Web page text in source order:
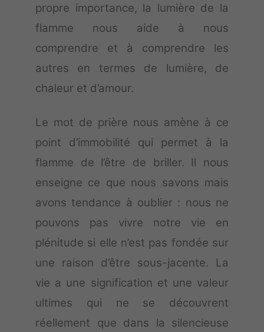
propre importance, la lumière de la
flamme nous aide à nous
comprendre et à comprendre les
autres en termes de lumière, de
chaleur et d’amour.
Le mot de prière nous amène à ce
point d’immobilité qui permet à la
flamme de l’être de briller. Il nous
enseigne ce que nous savons mais
avons tendance à oublier : nous ne
pouvons pas vivre notre vie en
plénitude si elle n’est pas fondée sur
une raison d’être sous-jacente. La
vie a une signification et une valeur
ultimes qui ne se découvrent
réellement que dans la silencieuse